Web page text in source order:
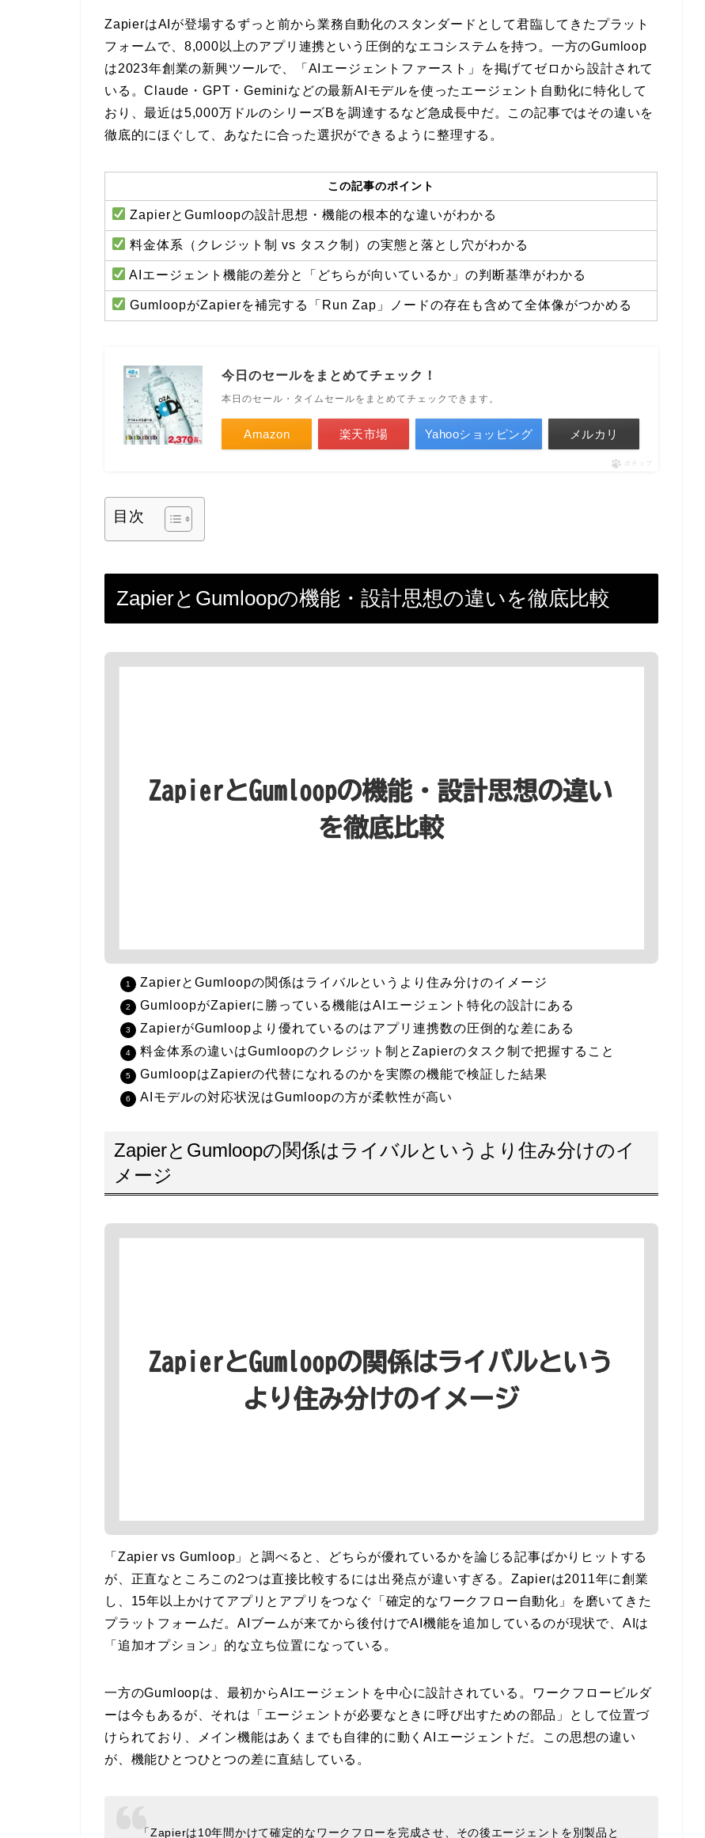
ZapierはAIが登場するずっと前から業務自動化のスタンダードとして君臨してきたプラット
フォームで、8,000以上のアプリ連携という圧倒的なエコシステムを持つ。一方のGumloop
は2023年創業の新興ツールで、「AIエージェントファースト」を掲げてゼロから設計されて
いる。Claude・GPT・Geminiなどの最新AIモデルを使ったエージェント自動化に特化して
おり、最近は5,000万ドルのシリーズBを調達するなど急成長中だ。この記事ではその違いを
徹底的にほぐして、あなたに合った選択ができるように整理する。
この記事のポイント
ZapierとGumloopの設計思想・機能の根本的な違いがわかる
料金体系（クレジット制 vs タスク制）の実態と落とし穴がわかる
AIエージェント機能の差分と「どちらが向いているか」の判断基準がわかる
GumloopがZapierを補完する「Run Zap」ノードの存在も含めて全体像がつかめる
今日のセールをまとめてチェック！
本日のセール・タイムセールをまとめてチェックできます。
Amazon 楽天市場 Yahooショッピング メルカリ
ポチップ
目次
ZapierとGumloopの機能・設計思想の違いを徹底比較
ZapierとGumloopの関係はライバルというより住み分けのイメージ
GumloopがZapierに勝っている機能はAIエージェント特化の設計にある
ZapierがGumloopより優れているのはアプリ連携数の圧倒的な差にある
料金体系の違いはGumloopのクレジット制とZapierのタスク制で把握すること
GumloopはZapierの代替になれるのかを実際の機能で検証した結果
AIモデルの対応状況はGumloopの方が柔軟性が高い
ZapierとGumloopの関係はライバルというより住み分けのイ
メージ
「Zapier vs Gumloop」と調べると、どちらが優れているかを論じる記事ばかりヒットする
が、正直なところこの2つは直接比較するには出発点が違いすぎる。Zapierは2011年に創業
し、15年以上かけてアプリとアプリをつなぐ「確定的なワークフロー自動化」を磨いてきた
プラットフォームだ。AIブームが来てから後付けでAI機能を追加しているのが現状で、AIは
「追加オプション」的な立ち位置になっている。
一方のGumloopは、最初からAIエージェントを中心に設計されている。ワークフロービルダ
ーは今もあるが、それは「エージェントが必要なときに呼び出すための部品」として位置づ
けられており、メイン機能はあくまでも自律的に動くAIエージェントだ。この思想の違い
が、機能ひとつひとつの差に直結している。
「Zapierは10年間かけて確定的なワークフローを完成させ、その後エージェントを別製品と